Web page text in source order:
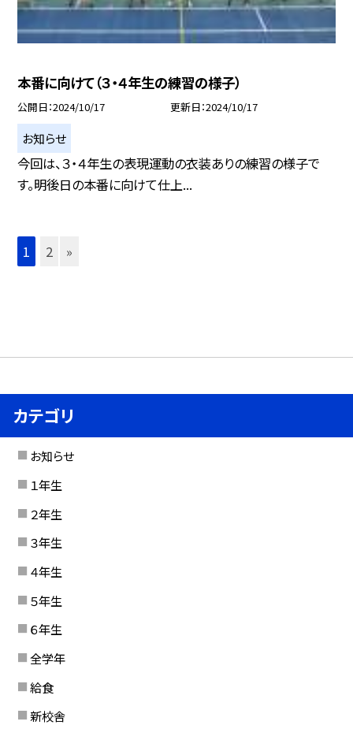
本番に向けて（３・４年生の練習の様子）
公開日 2024/10/17 更新日 2024/10/17
お知らせ
今回は、３・４年生の表現運動の衣装ありの練習の様子で
す。明後日の本番に向けて仕上...
1 2 »
カテゴリ
お知らせ
１年生
２年生
３年生
４年生
５年生
６年生
全学年
給食
新校舎